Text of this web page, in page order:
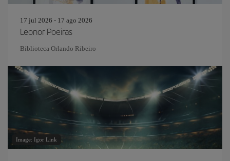
17 jul 2026 - 17 ago 2026
Leonor Poeiras
Biblioteca Orlando Ribeiro
Image: Igor Link